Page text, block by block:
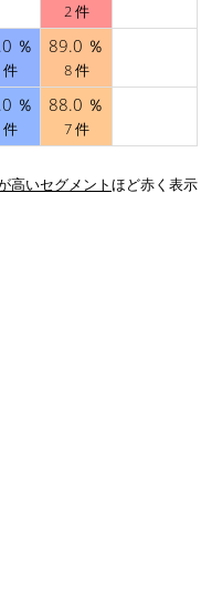
2 件
％
件
89.0 ％
8 件
％
件
88.0 ％
7 件
高いセグメントほど赤く表示